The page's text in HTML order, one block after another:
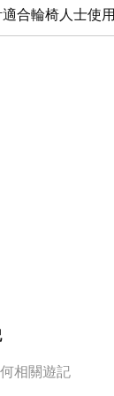
合輪椅人士使用
相關遊記